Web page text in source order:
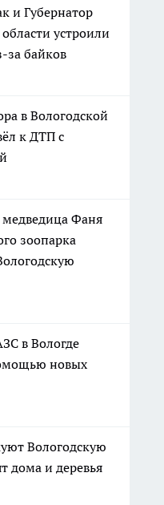
и Губернатор
устроили
за байков
в Вологодской
к ДТП с
медведица Фаня
зоопарка
в Вологде
новых
Вологодскую
дома и деревья